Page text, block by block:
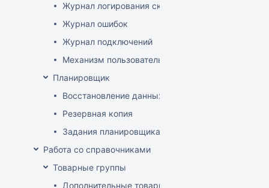
Журнал логирования сканирований штрихкодов
Журнал ошибок
Журнал подключений
Механизм пользовательского логирования
Планировщик
Восстановление данных
Резервная копия
Задания планировщика
Работа со справочниками
Товарные группы
Дополнительные товарные группы